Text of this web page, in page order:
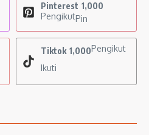
Pinterest 1,000
PengikutPin
Tiktok 1,000Pengikut
Ikuti